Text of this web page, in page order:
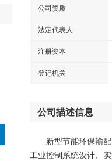
公司资质
法定代表人
注册资本
登记机关
公司描述信息
新型节能环保输
工业控制系统设计、